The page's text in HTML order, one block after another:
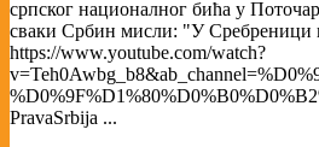
српског националног бића у
сваки Србин мисли: "У Сребреници
https://www.youtube.com/watch?
PravaSrbija ...